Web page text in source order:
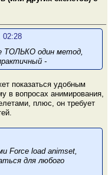
02:28
ТОЛЬКО один метод,
-
показаться удобным
в вопросах анимирования,
плюс, он требует
Force load animset,
для любого